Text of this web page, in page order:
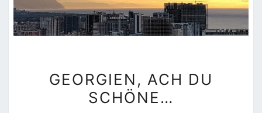
ACH
DU
GEORGIEN, ACH DU
SCHÖNE…